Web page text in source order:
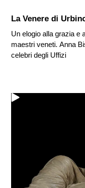
La Venere di
Un elogio alla grazia e
maestri veneti. Anna
celebri degli Uffizi